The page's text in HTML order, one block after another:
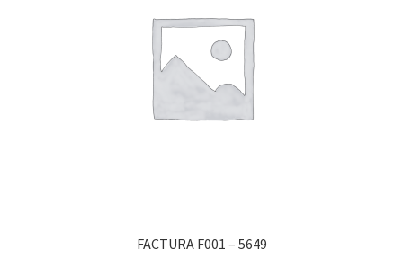
FACTURA F001 – 5649